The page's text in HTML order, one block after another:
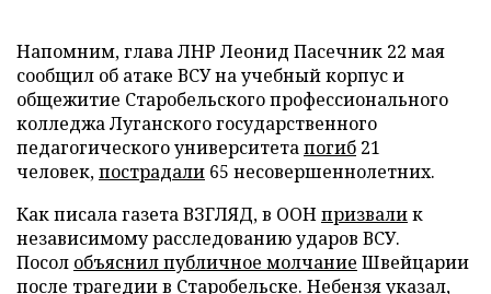
Напомним, глава ЛНР Леонид Пасечник 22 мая
сообщил об атаке ВСУ на учебный корпус и
общежитие Старобельского профессионального
колледжа Луганского государственного
педагогического университетапогиб 21
человек,пострадали 65 несовершеннолетних.
Как писала газета ВЗГЛЯД, в ООНпризвалик
независимому расследованию ударов ВСУ.
Посол объяснил публичное молчание Швейцарии
после трагедии в Старобельске. Небензяуказал,